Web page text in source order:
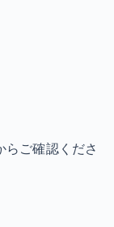
らご確認くださ